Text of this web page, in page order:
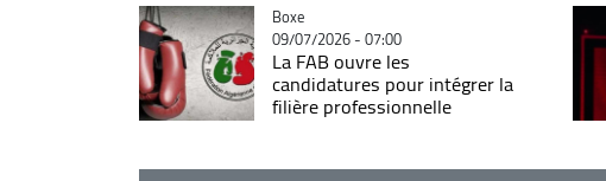
Catégorie
Boxe
09/07/2026 - 07:00
La FAB ouvre les
candidatures pour intégrer la
filière professionnelle